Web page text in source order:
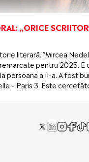
„ORICE
literară. ”Mircea
pentru 2025. E
persoana a II-a. A fost
– Paris 3. Este